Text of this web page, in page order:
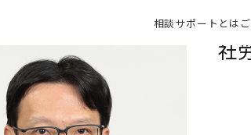
相談サポートとは
社